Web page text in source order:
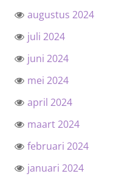
augustus 2024
juli 2024
juni 2024
mei 2024
april 2024
maart 2024
februari 2024
januari 2024